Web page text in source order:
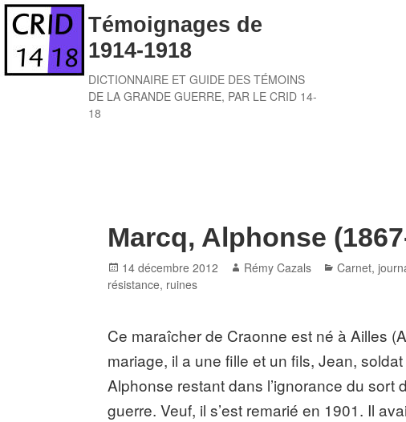
Skip
content
Témoignages de
1914-1918
DICTIONNAIRE ET GUIDE DES TÉMOINS
DE LA GRANDE GUERRE, PAR LE CRID 14-
18
Marcq, Alphonse
Posted
on
14 décembre 2012 Author
Rémy Cazals Categories
Carnet,
résistance, ruines
Ce maraîcher de Craonne est né à Ailles
mariage, il a une fille et un fils, Jean,
Alphonse restant dans l’ignorance du
guerre. Veuf, il s’est remarié en 1901. Il